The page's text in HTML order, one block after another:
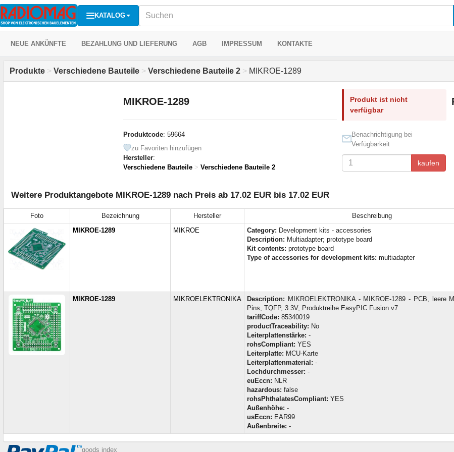
KATALOG
NEUE ANKÜNFTE BEZAHLUNG UND LIEFERUNG AGB IMPRESSUM KONTAKTE
Produkte > Verschiedene Bauteile > Verschiedene Bauteile 2 > MIKROE-1289
MIKROE-1289
Produktcode: 59664
zu Favoriten hinzufügen
Hersteller:
Verschiedene Bauteile > Verschiedene Bauteile 2
Produkt ist nicht
verfügbar
Benachrichtigung bei
Verfügbarkeit
kaufen
Weitere Produktangebote MIKROE-1289 nach Preis ab 17.02 EUR bis 17.02 EUR
Foto Bezeichnung Hersteller Beschreibung
MIKROE-1289
MIKROE Category: Development kits - accessories
Description: Multiadapter; prototype board
Kit contents: prototype board
Type of accessories for development kits: multiadapter
MIKROE-1289 MIKROELEKTRONIKA Description: MIKROELEKTRONIKA - MIKROE-1289 - PCB, leere
Pins, TQFP, 3.3V, Produktreihe EasyPIC Fusion v7
tariffCode: 85340019
productTraceability: No
Leiterplattenstärke: -
rohsCompliant: YES
Leiterplatte: MCU-Karte
Leiterplattenmaterial: -
Lochdurchmesser: -
euEccn: NLR
hazardous: false
rohsPhthalatesCompliant: YES
Außenhöhe: -
usEccn: EAR99
Außenbreite: -
goods index